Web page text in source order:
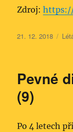
Zdroj:
Publikováno:
21. 12. 2018
Pevné
(9)
Po 4 letech